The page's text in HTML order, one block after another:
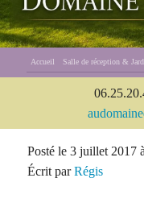
Accueil Salle de réception &
Posté le 3 juillet 2017
Écrit parRégis